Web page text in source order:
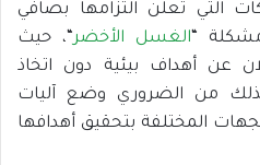
التي تعلن التزامها بصافي
“ الغسل الأخضر“، حيث
عن أهداف بيئية دون اتخاذ
لذلك من الضروري وضع آليات
المختلفة بتحقيق أهدافها